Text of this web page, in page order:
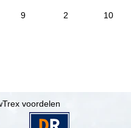
9 2 10
voordelen